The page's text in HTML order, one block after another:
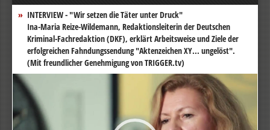
INTERVIEW - "Wir setzen die Täter unter Druck"
Ina-Maria Reize-Wildemann, Redaktionsleiterin der Deutschen
Kriminal-Fachredaktion (DKF), erklärt Arbeitsweise und Ziele der
erfolgreichen Fahndungssendung "Aktenzeichen XY... ungelöst".
(Mit freundlicher Genehmigung von TRIGGER.tv)
Video-
Player